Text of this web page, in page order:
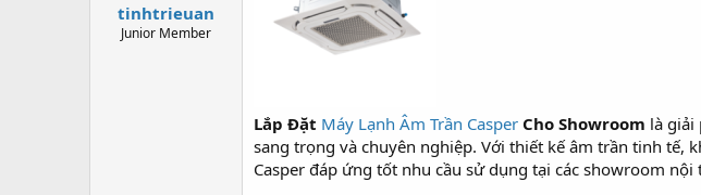
tinhtrieuan
Junior Member
Lắp Đặt Máy Lạnh Âm Trần Casper Cho Showroom là giải
sang trọng và chuyên nghiệp. Với thiết kế âm trần tinh tế,
Casper đáp ứng tốt nhu cầu sử dụng tại các showroom